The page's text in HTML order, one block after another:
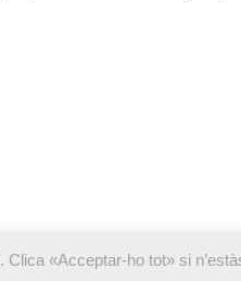
«Acceptar-ho tot» si